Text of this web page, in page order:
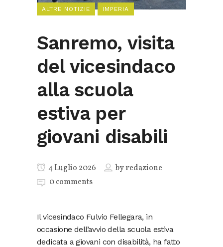
ALTRE NOTIZIE IMPERIA
Sanremo, visita
del vicesindaco
alla scuola
estiva per
giovani disabili
4 Luglio 2026 byredazione
0 comments
Il vicesindaco Fulvio Fellegara, in
occasione dell’avvio della scuola estiva
dedicata a giovani con disabilità, ha fatto